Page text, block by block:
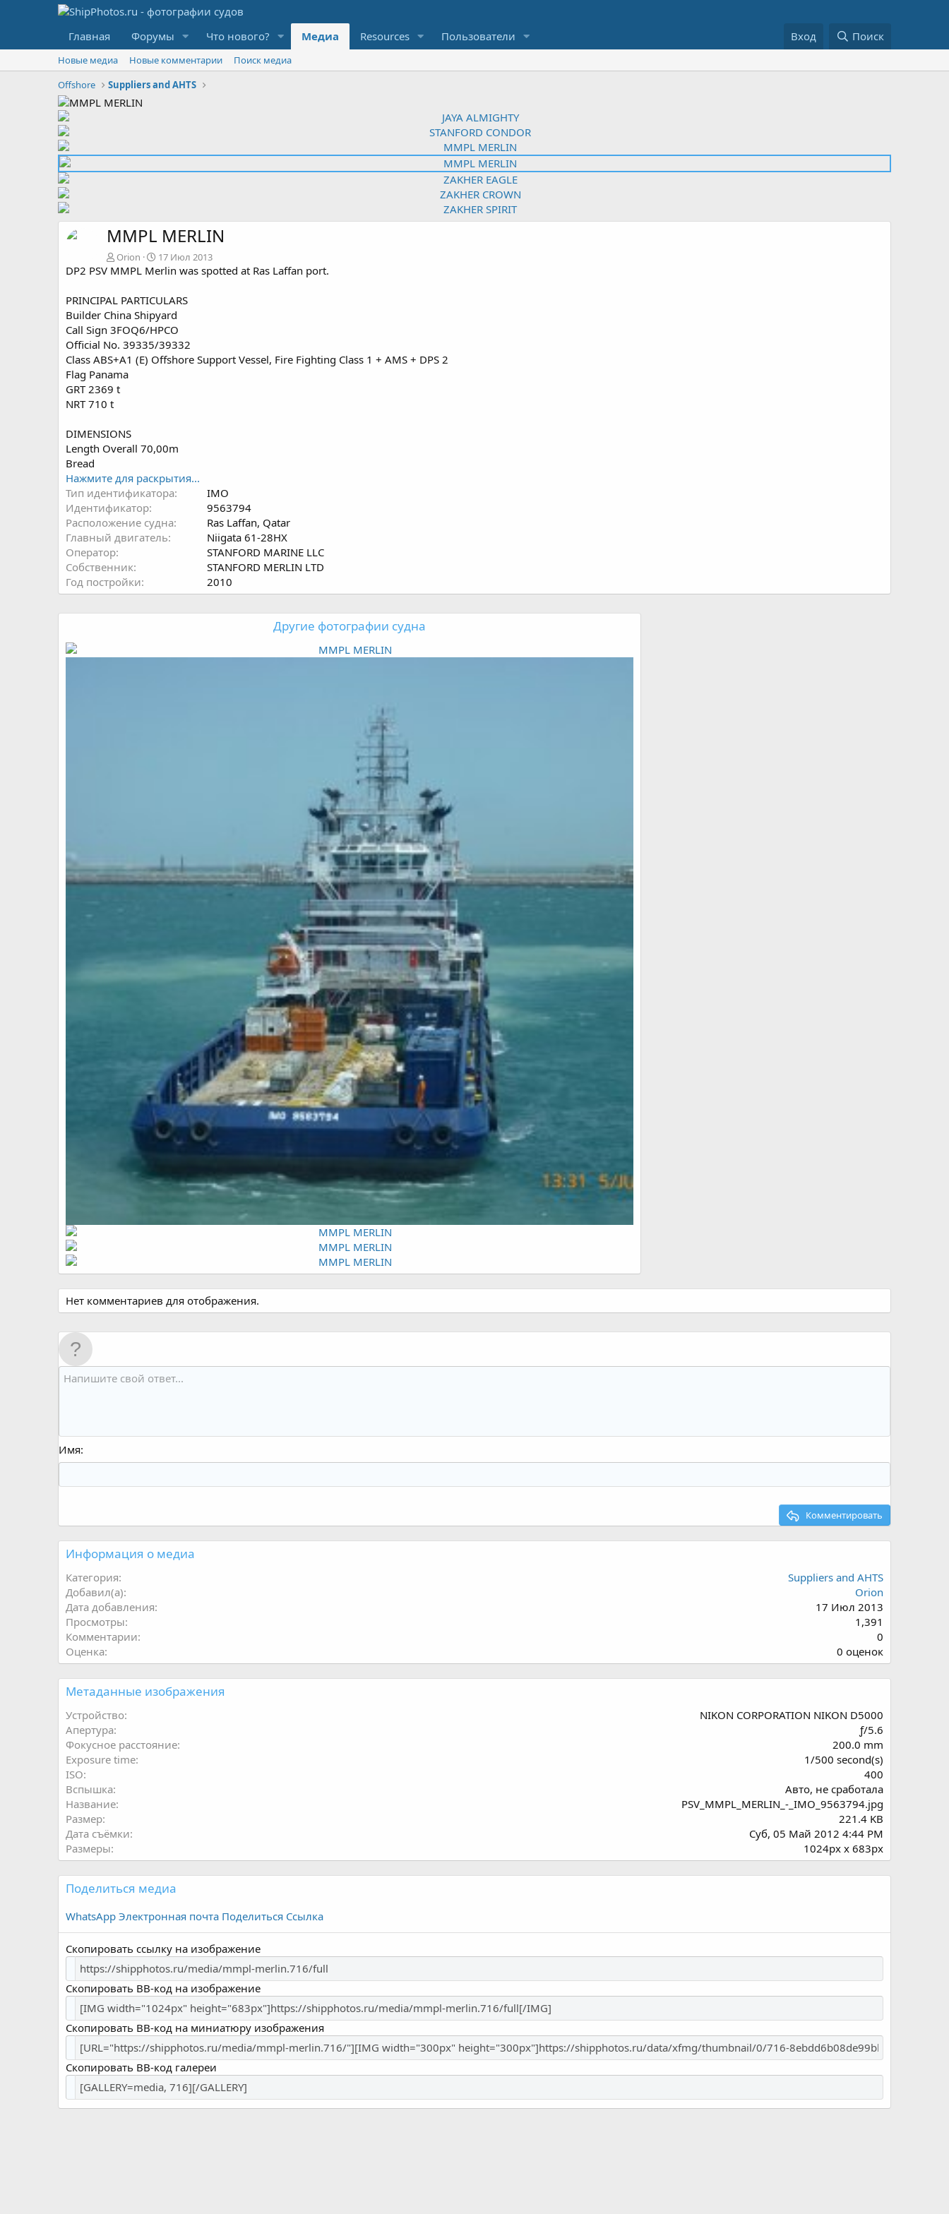
Главная Форумы Что нового? Медиа Resources Пользователи Вход Поиск
Новые медиа Новые комментарии
Поиск медиа
Offshore
Suppliers and AHTS
MMPL MERLIN
Orion 17 Июл 2013
DP2 PSV MMPL Merlin was spotted at Ras Laffan port.
PRINCIPAL PARTICULARS
Builder China Shipyard
Call Sign 3FOQ6/HPCO
Official No. 39335/39332
Class ABS+A1 (E) Offshore Support Vessel, Fire Fighting Class 1 + AMS + DPS 2
Flag Panama
GRT 2369 t
NRT 710 t
DIMENSIONS
Length Overall 70,00m
Bread
Нажмите для раскрытия...
Тип идентификатора
IMO
Идентификатор
9563794
Расположение судна
Ras Laffan, Qatar
Главный двигатель
Niigata 61-28HX
Оператор
STANFORD MARINE LLC
Собственник
STANFORD MERLIN LTD
Год постройки
2010
Другие фотографии судна
Нет комментариев для отображения.
Имя
Комментировать
Информация о медиа
Категория
Suppliers and AHTS
Добавил(а)
Orion
Дата добавления
17 Июл 2013
Просмотры
1,391
Комментарии
0
Оценка
0
.
0
з
ё
з
0 оценок
Метаданные изображения
Устройство
NIKON CORPORATION NIKON D5000
Апертура
ƒ/5.6
Фокусное расстояние
200.0 mm
Exposure time
1/500 second(s)
ISO
400
Вспышка
Авто, не сработала
Название
PSV_MMPL_MERLIN_-_IMO_9563794.jpg
Размер
221.4 KB
Дата съёмки
Суб, 05 Май 2012 4:44 PM
Размеры
1024px x 683px
Поделиться медиа
WhatsApp Электронная почта Поделиться Ссылка
Скопировать ссылку на изображение
Скопировать BB-код на изображение
Скопировать BB-код на миниатюру изображения
Скопировать BB-код галереи